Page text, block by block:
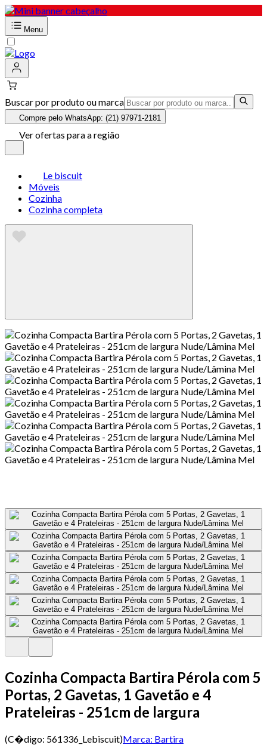
Menu
Buscar por produto ou marca
Compre pelo WhatsApp: (21) 97971-2181
Ver ofertas para a região
Le biscuit
Móveis
Cozinha
Cozinha completa
Cozinha Compacta Bartira Pérola com 5
Portas, 2 Gavetas, 1 Gavetão e 4
Prateleiras - 251cm de largura
(C�digo: 561336_Lebiscuit)Marca: Bartira